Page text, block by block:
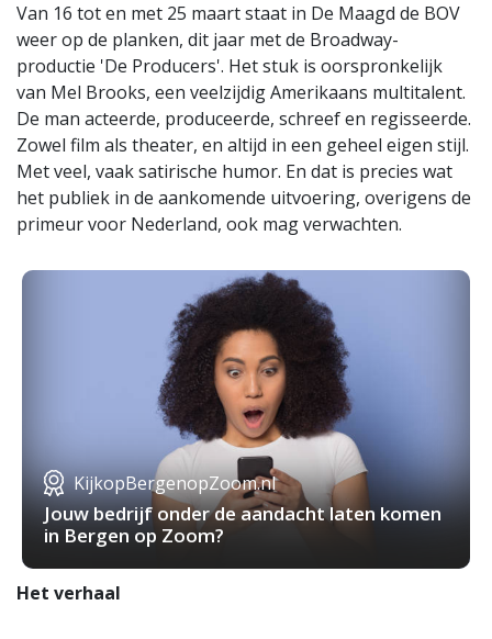
Van 16 tot en met 25 maart staat in De Maagd de BOV
weer op de planken, dit jaar met de Broadway-
productie 'De Producers'. Het stuk is oorspronkelijk
van Mel Brooks, een veelzijdig Amerikaans multitalent.
De man acteerde, produceerde, schreef en regisseerde.
Zowel film als theater, en altijd in een geheel eigen stijl.
Met veel, vaak satirische humor. En dat is precies wat
het publiek in de aankomende uitvoering, overigens de
primeur voor Nederland, ook mag verwachten.
KijkopBergenopZoom.nl
Jouw bedrijf onder de aandacht laten komen
in Bergen op Zoom?
Het verhaal